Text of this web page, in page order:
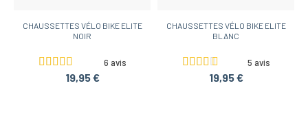
CHAUSSETTES VÉLO BIKE ELITE
NOIR
6 avis
19,95 €
CHAUSSETTES VÉLO BIKE ELITE
BLANC
5 avis
19,95 €